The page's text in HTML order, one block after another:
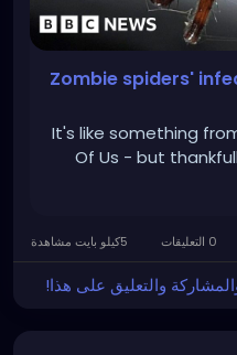
'Zombie spiders'
It's like something
Of Us - but
والتعليق على هذا!